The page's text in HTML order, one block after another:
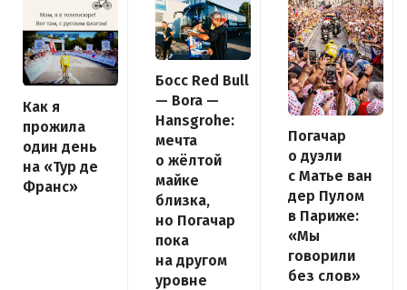
Как я
прожила
один день
на «Тур де
Франс»
Босс Red Bull
— Bora —
Hansgrohe:
мечта
о жёлтой
майке
близка,
но Погачар
пока
на другом
уровне
Погачар
о дуэли
с Матье ван
дер Пулом
в Париже:
«Мы
говорили
без слов»